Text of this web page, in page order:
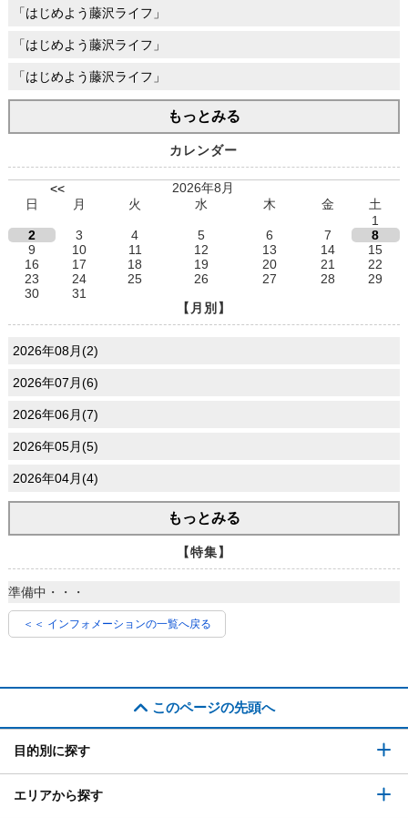
「はじめよう藤沢ライフ」
「はじめよう藤沢ライフ」
「はじめよう藤沢ライフ」
もっとみる
カレンダー
<<
2026年8月
日
月 火 水 木 金
土
1
2
3 4 5 6 7
8
9
10 11 12 13 14
15
16
17 18 19 20 21
22
23
24 25 26 27 28
29
30
31
【月別】
2026年08月(2)
2026年07月(6)
2026年06月(7)
2026年05月(5)
2026年04月(4)
もっとみる
【特集】
準備中・・・
＜＜ インフォメーションの一覧へ戻る
このページの先頭へ
目的別に探す
エリアから探す